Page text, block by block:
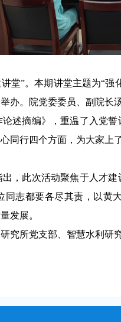
堂”。本期讲堂主题为“强
办。院党委委员、副院长
论述摘编》，重温了入党誓
同行四个方面 ， 为大家 上
， 此次活动聚焦于人才建
同志都要各尽其责， 以黄
发展。
究所党支部
智慧水利研